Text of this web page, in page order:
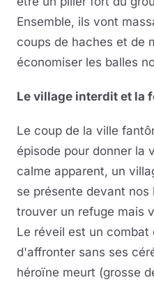
Ensemble, ils vont
coups de haches et de
économiser les balles
Le village interdit et la
Le coup de la ville
épisode pour donner la
calme apparent, un
se présente devant nos
trouver un refuge mais
Le réveil est un
d'affronter sans ses
héroïne meurt (grosse